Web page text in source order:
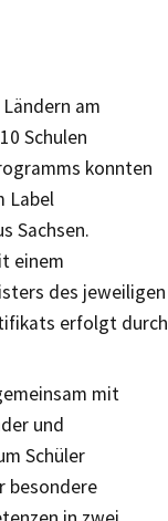
am
Schulen
konnten
Label
Sachsen.
einem
des jeweiligen
erfolgt durch
mit
und
Schüler
besondere